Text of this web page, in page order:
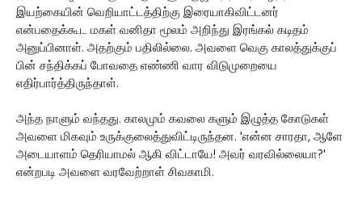
இயற்கையின் வெறியாட்டத்திற்கு இரையாகிவிட்டனர்
என்பதைக்கூட மகள் வனிதா மூலம் அறிந்து இரங்கல் கடிதம்
அனுப்பினாள். அதற்கும் பதிலில்லை. அவளை வெகு காலத்துக்குப்
பின் சந்திக்கப் போவதை எண்ணி வார விடுமுறையை
எதிர்பார்த்திருந்தாள்.
அந்த நாளும் வந்தது. காலமும் கவலை களும் இழுத்த கோடுகள்
அவளை மிகவும் உருக்குலைத்துவிட்டிருந்தன. 'என்ன சாரதா, ஆளே
அடையாளம் தெரியாமல் ஆகி விட்டாயே! அவர் வரவில்லையா?'
என்றபடி அவளை வரவேற்றாள் சிவகாமி.